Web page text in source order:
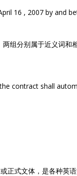
16 , 2007 by and
组分别属于近义词和
contract shall
正式文体，是各种英